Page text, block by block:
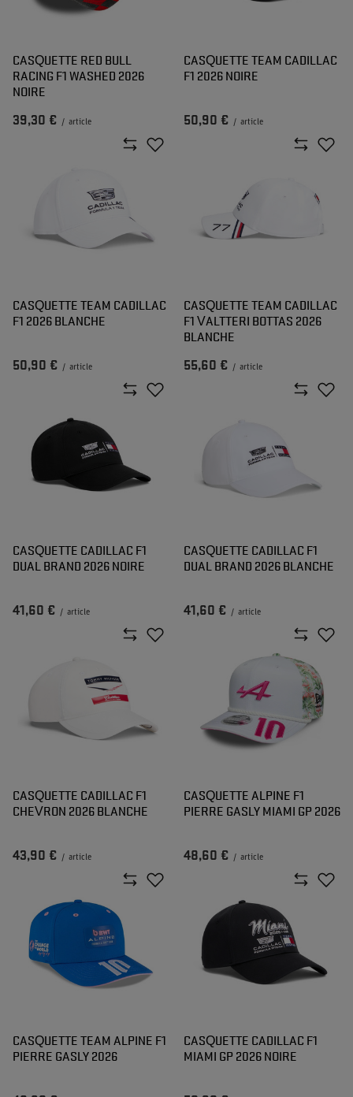
CASQUETTE RED BULL
RACING F1 WASHED 2026
NOIRE
39,30 € / article
CASQUETTE TEAM CADILLAC
F1 2026 NOIRE
50,90 € / article
CASQUETTE TEAM CADILLAC
F1 2026 BLANCHE
50,90 € / article
CASQUETTE TEAM CADILLAC
F1 VALTTERI BOTTAS 2026
BLANCHE
55,60 € / article
CASQUETTE CADILLAC F1
DUAL BRAND 2026 NOIRE
41,60 € / article
CASQUETTE CADILLAC F1
DUAL BRAND 2026 BLANCHE
41,60 € / article
CASQUETTE CADILLAC F1
CHEVRON 2026 BLANCHE
43,90 € / article
CASQUETTE ALPINE F1
PIERRE GASLY MIAMI GP 2026
48,60 € / article
CASQUETTE TEAM ALPINE F1
PIERRE GASLY 2026
CASQUETTE CADILLAC F1
MIAMI GP 2026 NOIRE